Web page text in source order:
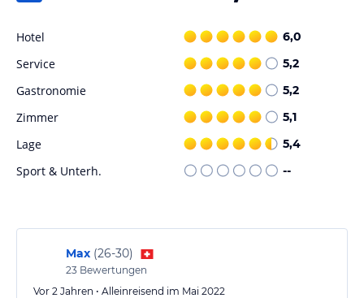
jeweiligen Veranstalters.
Hotel 6,0
Service 5,2
Gastronomie 5,2
Zimmer 5,1
Lage 5,4
Sport & Unterh. --
Max (26-30)
23 Bewertungen
Vor 2 Jahren • Alleinreisend im Mai 2022